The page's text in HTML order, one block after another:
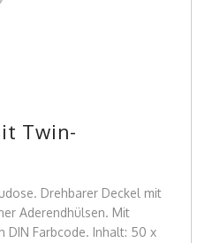
Twin-
Drehbarer Deckel mit
Aderendhülsen. Mit
DIN Farbcode. Inhalt: 50 x